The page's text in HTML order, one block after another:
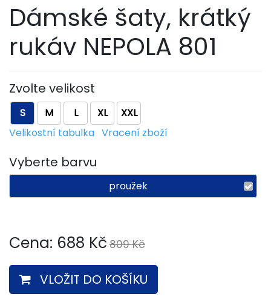
Dámské šaty, krátký
rukáv NEPOLA 801
Zvolte velikost
S M L XL
XXL
Velikostní tabulka Vracení zboží
Vyberte barvu
proužek
Cena: 688 Kč 809 Kč
VLOŽIT DO KOŠÍKU